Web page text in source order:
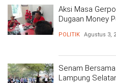
Aksi Masa
Dugaan Money
POLITIK Agustus 3,
Senam
Lampung